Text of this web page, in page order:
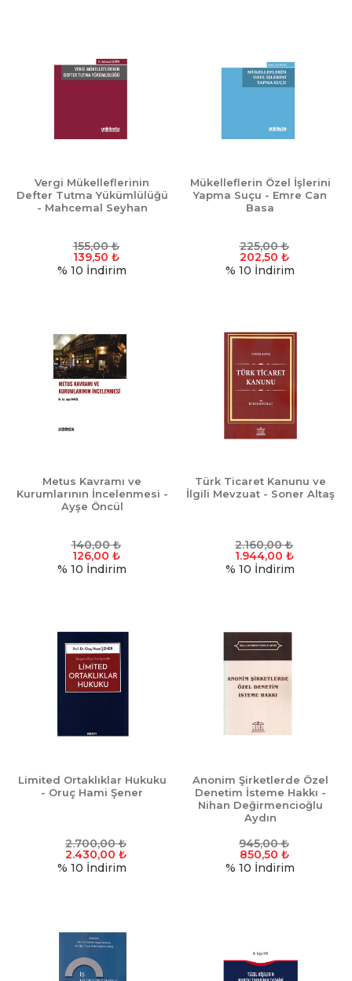
Vergi Mükelleflerinin
Defter Tutma Yükümlülüğü
- Mahcemal Seyhan
155,00₺
139,50 ₺
% 10 İndirim
Mükelleflerin Özel İşlerini
Yapma Suçu - Emre Can
Basa
225,00₺
202,50 ₺
% 10 İndirim
Metus Kavramı ve
Kurumlarının İncelenmesi -
Ayşe Öncül
140,00₺
126,00 ₺
% 10 İndirim
Türk Ticaret Kanunu ve
İlgili Mevzuat - Soner Altaş
2.160,00₺
1.944,00 ₺
% 10 İndirim
Limited Ortaklıklar Hukuku
- Oruç Hami Şener
2.700,00₺
2.430,00 ₺
% 10 İndirim
Anonim Şirketlerde Özel
Denetim İsteme Hakkı -
Nihan Değirmencioğlu
Aydın
945,00₺
850,50 ₺
% 10 İndirim